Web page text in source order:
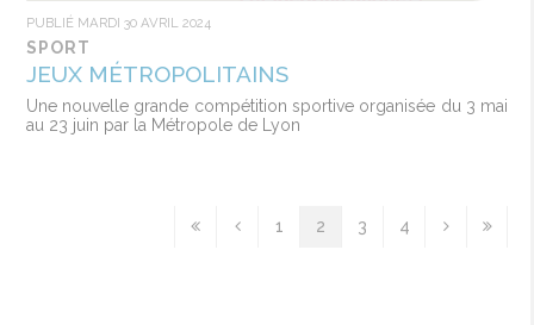
PUBLIÉ MARDI 30 AVRIL 2024
SPORT
JEUX MÉTROPOLITAINS
Une nouvelle grande compétition sportive organisée du 3 mai
au 23 juin par la Métropole de Lyon
1 2 3 4